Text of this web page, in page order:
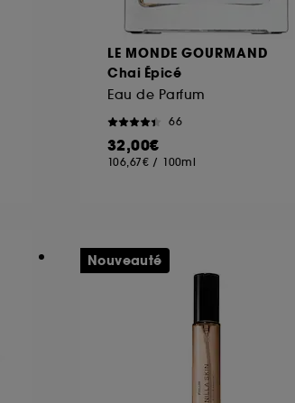
LE MONDE GOURMAND
Chai Épicé
Eau de Parfum
66
32,00€
106,67€ / 100ml
Nouveauté